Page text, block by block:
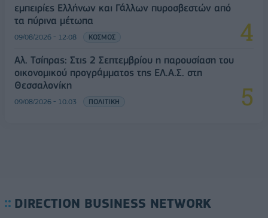
εμπειρίες Ελλήνων και Γάλλων πυροσβεστών από
τα πύρινα μέτωπα
09/08/2026 - 12:08 ΚΟΣΜΟΣ
Αλ. Τσίπρας: Στις 2 Σεπτεμβρίου η παρουσίαση του
οικονομικού προγράμματος της ΕΛ.Α.Σ. στη
Θεσσαλονίκη
09/08/2026 - 10:03 ΠΟΛΙΤΙΚΗ
DIRECTION BUSINESS NETWORK